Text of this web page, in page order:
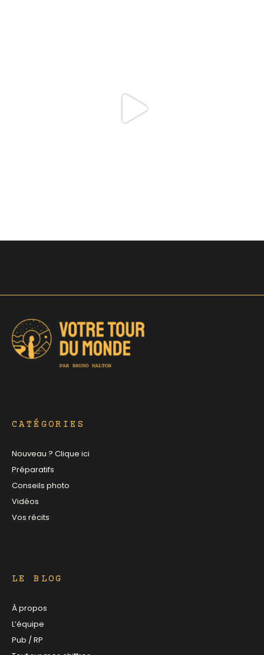
CATÉGORIES
Nouveau ? Clique ici
Préparatifs
Conseils photo
Vidéos
Vos récits
LE BLOG
À propos
L’équipe
Pub / RP